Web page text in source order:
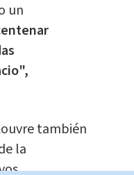
un
también
la